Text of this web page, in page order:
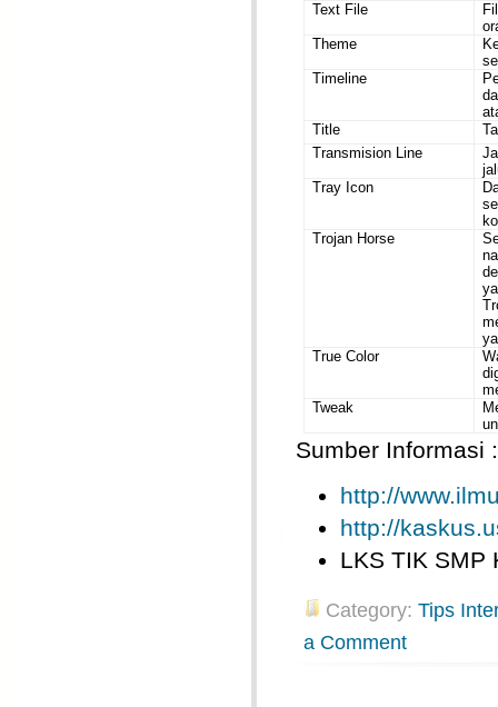
Text File
Theme
Timeline
Title
Transmision Line
Tray Icon
Trojan Horse
True Color
Tweak
Sumber Informasi :
http://
http://
LKS TIK SMP
Category: Tips
a Comment